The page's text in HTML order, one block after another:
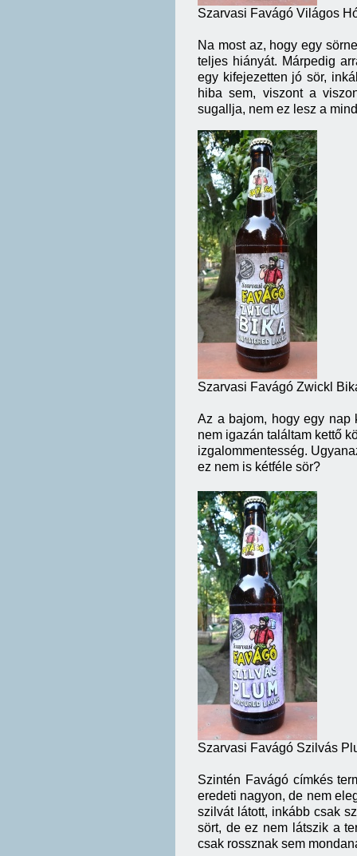
Szarvasi Favágó Világos
Na most az, hogy egy
teljes hiányát. Márpedig
egy kifejezetten jó sör,
hiba sem, viszont a
sugallja, nem ez lesz a
Szarvasi Favágó Zwickl
Az a bajom, hogy egy nap
nem igazán találtam kettő
izgalommentesség.
ez nem is kétféle sör?
Szarvasi Favágó Szilvás
Szintén Favágó címkés
eredeti nagyon, de nem
szilvát látott, inkább csak
sört, de ez nem látszik a
csak rossznak sem